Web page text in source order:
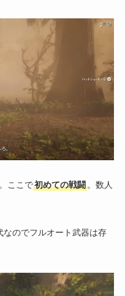
ここで初めての戦闘。数人
のでフルオート武器は存